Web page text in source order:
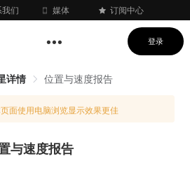
们 媒体 订阅中心
登录
详情 位置与速度报告
面使用电脑浏览显示效果更佳
与速度报告